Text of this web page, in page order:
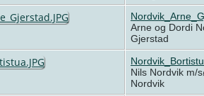
Arne og Dordi
Gjerstad
Nils Nordvik m/
Nordvik